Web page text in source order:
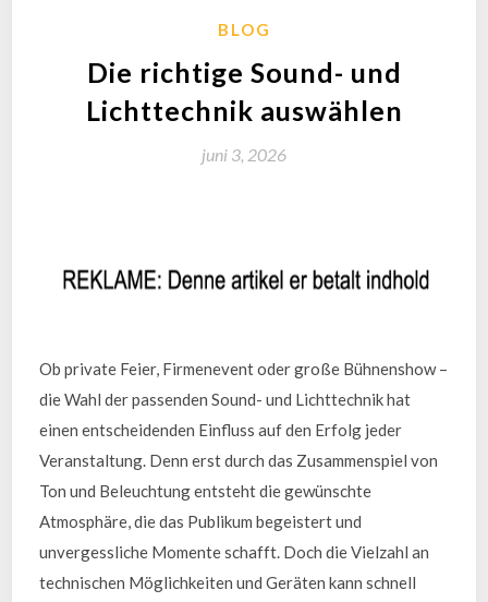
BLOG
Die richtige Sound- und
Lichttechnik auswählen
juni 3, 2026
Ob private Feier, Firmenevent oder große Bühnenshow –
die Wahl der passenden Sound- und Lichttechnik hat
einen entscheidenden Einfluss auf den Erfolg jeder
Veranstaltung. Denn erst durch das Zusammenspiel von
Ton und Beleuchtung entsteht die gewünschte
Atmosphäre, die das Publikum begeistert und
unvergessliche Momente schafft. Doch die Vielzahl an
technischen Möglichkeiten und Geräten kann schnell